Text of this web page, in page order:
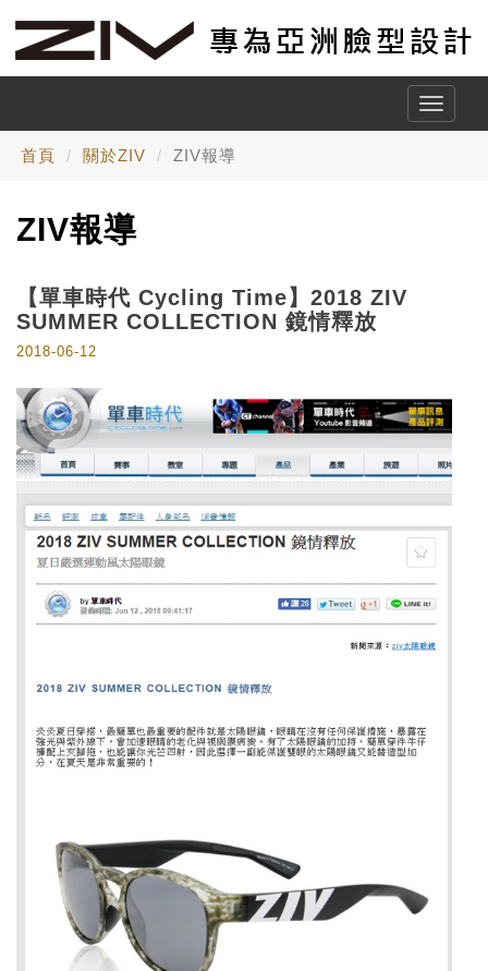
Toggle
首頁 關於ZIV ZIV報導
ZIV報導
【單車時代 Cycling Time】2018 ZIV
SUMMER COLLECTION 鏡情釋放
2018-06-12